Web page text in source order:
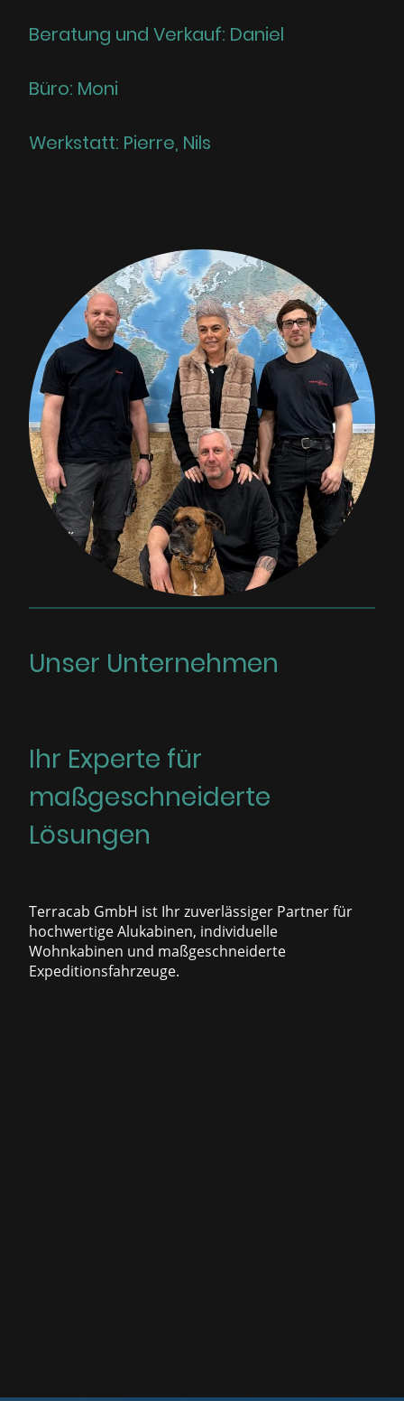
Beratung und Verkauf: Daniel
Büro: Moni
Werkstatt: Pierre, Nils
Unser Unternehmen
Ihr Experte für
maßgeschneiderte
Lösungen
Terracab GmbH ist Ihr zuverlässiger Partner für
hochwertige Alukabinen, individuelle
Wohnkabinen und maßgeschneiderte
Expeditionsfahrzeuge.